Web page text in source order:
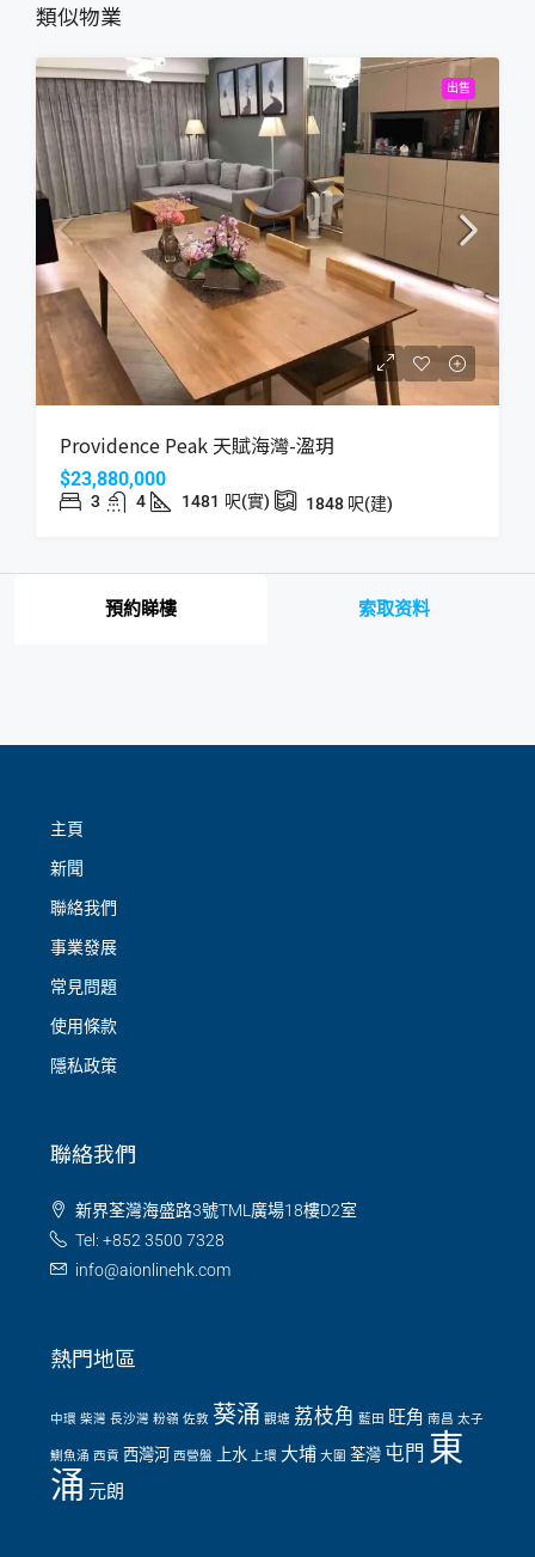
類似物業
出售
Providence Peak 天賦海灣-溋玥
$23,880,000
3 4 1481 呎(實) 1848 呎(建)
預約睇樓 索取资料
主頁
新聞
聯絡我們
事業發展
常見問題
使用條款
隱私政策
聯絡我們
新界荃灣海盛路3號TML廣場18樓D2室
Tel: +852 3500 7328
info@aionlinehk.com
熱門地區
中環 柴灣 長沙灣 粉嶺 佐敦 葵涌 觀塘 荔枝角 藍田 旺角 南昌 太子
鰂魚涌 西貢 西灣河 西營盤 上水 上環 大埔 大圍 荃灣 屯門 東
涌 元朗